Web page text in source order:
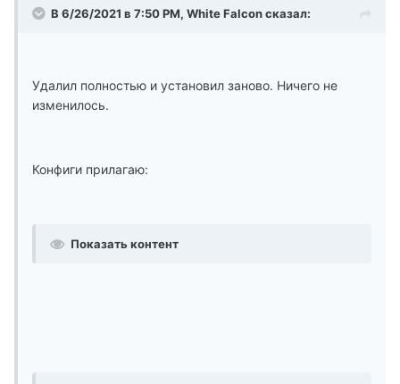
В 6/26/2021 в 7:50 PM, White Falcon сказал:
Удалил полностью и установил заново. Ничего не
изменилось.
Конфиги прилагаю:
Показать контент